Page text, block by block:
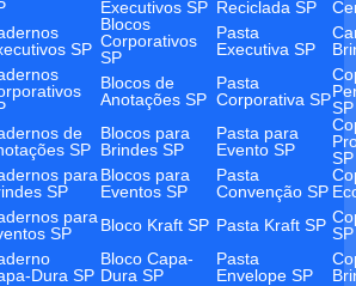
Executivos SP Reciclada SP
SP
Blocos
Corporativos
SP
Pasta
Executiva SP
Blocos de
Anotações SP
Pasta
Corporativa SPSP
de
SP
Blocos para
Brindes SP
Pasta para
Evento SP
SP
para
SP
Blocos para
Eventos SP
Pasta
Convenção SP
para
SP
Bloco Kraft SP Pasta Kraft SP SP
Dura SP
Bloco Capa-
Dura SP
Pasta
Envelope SP